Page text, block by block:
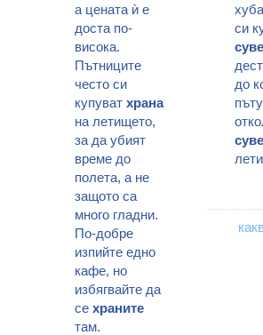
а цената ѝ е
доста по-
висока.
Пътниците
често си
купуватхрана
на летището,
за да убият
време до
полета, а не
защото са
много гладни.
По-добре
изпийте едно
кафе, но
избягвайте да
сехраните
там.
си
до